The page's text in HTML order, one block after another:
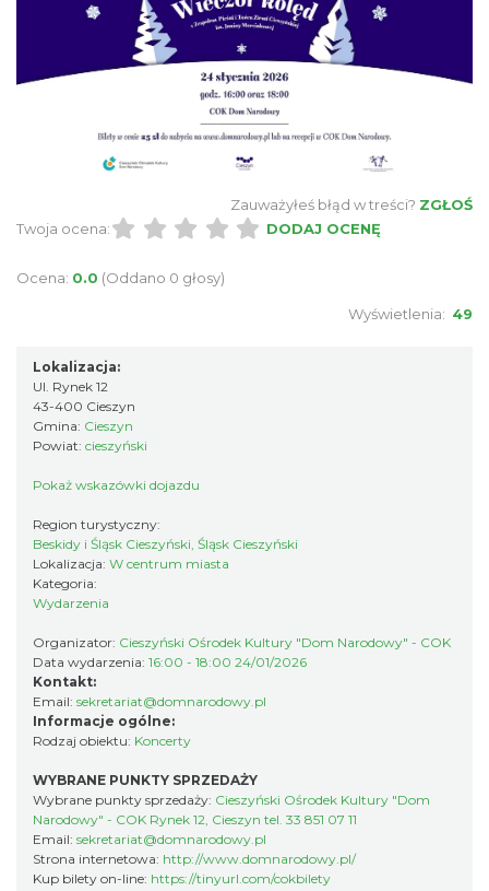
Cieszyn
0.11 km
Cieszyn
2026-08-30
0.11 km
Zauważyłeś błąd w treści? ZGŁOŚ
Twoja ocena:
DODAJ OCENĘ
Ocena: 0.0 (Oddano 0 głosy)
Wyświetlenia: 49
Lokalizacja:
Ul. Rynek 12
43-400 Cieszyn
Gmina: Cieszyn
Powiat: cieszyński
Pokaż wskazówki dojazdu
Region turystyczny:
Beskidy i Śląsk Cieszyński, Śląsk Cieszyński
Lokalizacja: W centrum miasta
Kategoria:
Wydarzenia
Organizator: Cieszyński Ośrodek Kultury "Dom Narodowy" - COK
Data wydarzenia: 16:00 - 18:00 24/01/2026
Kontakt:
Email: sekretariat@domnarodowy.pl
Informacje ogólne:
Rodzaj obiektu: Koncerty
WYBRANE PUNKTY SPRZEDAŻY
Wybrane punkty sprzedaży: Cieszyński Ośrodek Kultury "Dom
Narodowy" - COK Rynek 12, Cieszyn tel. 33 851 07 11
Email: sekretariat@domnarodowy.pl
Strona internetowa: http://www.domnarodowy.pl/
Kup bilety on-line: https://tinyurl.com/cokbilety